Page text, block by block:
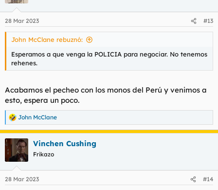
28 Mar 2023 #13
John McClane rebuznó:
Esperamos a que venga la POLICIA para negociar. No tenemos
rehenes.
Acabamos el pecheo con los monos del Perú y venimos a
esto, espera un poco.
R
e
a
c
c
i
e
John McClane
Vinchen Cushing
Frikazo
28 Mar 2023 #14